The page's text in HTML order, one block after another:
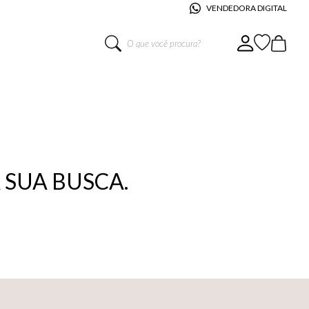
VENDEDORA DIGITAL
O que você procura?
BUSCA.